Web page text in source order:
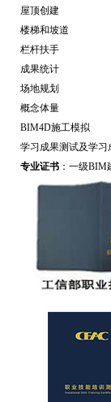
屋顶创建
楼梯和坡道
栏杆扶手
成果统计
场地规划
概念体量
BIM4D施工模拟
学习成果测试及学习
专业证书 ： 一级BIM